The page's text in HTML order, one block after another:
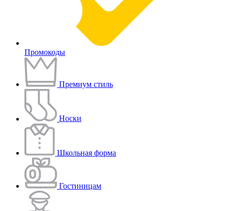
Промокоды
Премиум стиль
Носки
Школьная форма
Гостиницам